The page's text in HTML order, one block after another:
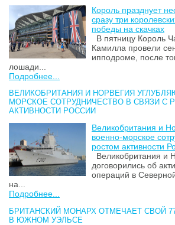
Король празднует
сразу три
победы на скачках
В пятницу Король
Камилла провели
ипподроме, после
лошади...
Подробнее...
ВЕЛИКОБРИТАНИЯ И НОРВЕГИЯ
МОРСКОЕ СОТРУДНИЧЕСТВО В СВЯЗИ С
АКТИВНОСТИ РОССИИ
Великобритания и
военно-морское
ростом активности
Великобритания и
договорились об
операций в
на...
Подробнее...
БРИТАНСКИЙ МОНАРХ ОТМЕЧАЕТ СВОЙ
В ЮЖНОМ УЭЛЬСЕ